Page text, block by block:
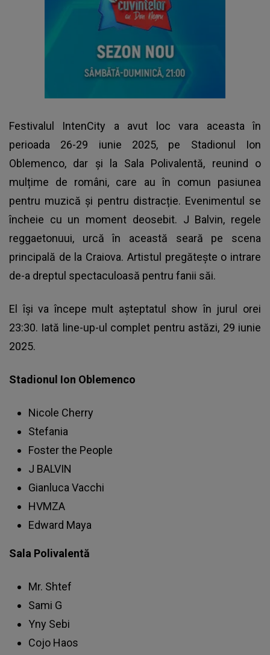
Festivalul IntenCity a avut loc vara aceasta în
perioada 26-29 iunie 2025, pe Stadionul Ion
Oblemenco, dar și la Sala Polivalentă, reunind o
mulțime de români, care au în comun pasiunea
pentru muzică și pentru distracție. Evenimentul se
încheie cu un moment deosebit. J Balvin, regele
reggaetonuui, urcă în această seară pe scena
principală de la Craiova. Artistul pregătește o intrare
de-a dreptul spectaculoasă pentru fanii săi.
El își va începe mult așteptatul show în jurul orei
23:30. Iată line-up-ul complet pentru astăzi, 29 iunie
2025.
Stadionul Ion Oblemenco
Nicole Cherry
Stefania
Foster the People
J BALVIN
Gianluca Vacchi
HVMZA
Edward Maya
Sala Polivalentă
Mr. Shtef
Sami G
Yny Sebi
Cojo Haos